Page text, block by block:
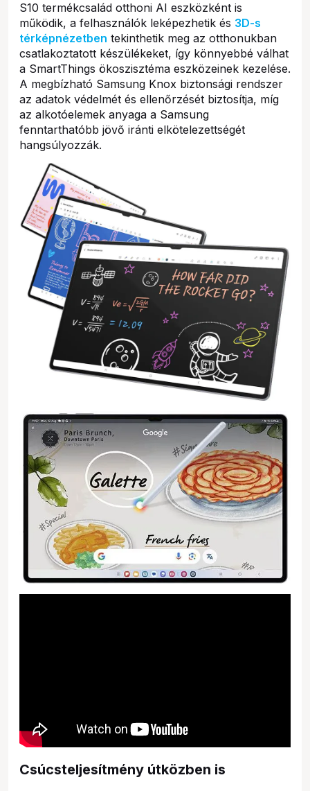
S10 termékcsalád otthoni AI eszközként is
működik, a felhasználók leképezhetik és 3D-s
térképnézetben tekinthetik meg az otthonukban
csatlakoztatott készülékeket, így könnyebbé válhat
a SmartThings ökoszisztéma eszközeinek kezelése.
A megbízható Samsung Knox biztonsági rendszer
az adatok védelmét és ellenőrzését biztosítja, míg
az alkotóelemek anyaga a Samsung
fenntarthatóbb jövő iránti elkötelezettségét
hangsúlyozzák.
Csúcsteljesítmény útközben is